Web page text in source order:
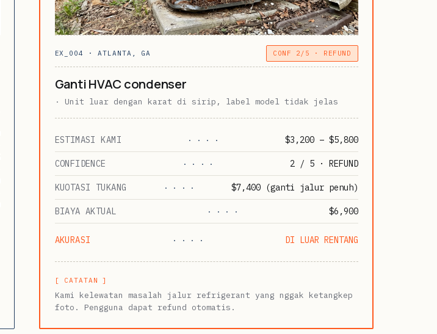
EX_004 · ATLANTA, GA CONF 2/5 · REFUND
Ganti HVAC condenser
· Unit luar dengan karat di sirip, label model tidak jelas
ESTIMASI KAMI · · · · $3,200 – $5,800
CONFIDENCE · · · · 2 / 5 · REFUND
KUOTASI TUKANG · · · · $7,400 (ganti jalur penuh)
BIAYA AKTUAL · · · · $6,900
AKURASI · · · · DI LUAR RENTANG
[ CATATAN ]
Kami kelewatan masalah jalur refrigerant yang nggak ketangkep
foto. Pengguna dapat refund otomatis.